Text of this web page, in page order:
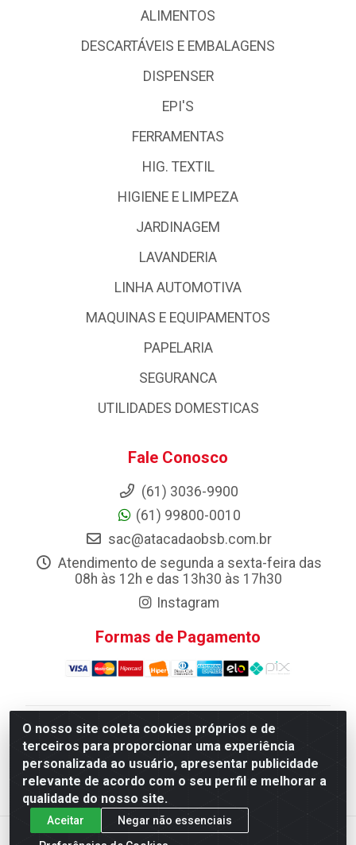
O nosso site coleta cookies próprios e de
terceiros para proporcionar uma experiência
personalizada ao usuário, apresentar publicidade
relevante de acordo com o seu perfil e melhorar a
qualidade do nosso site.
Aceitar
Negar não essenciais
ALIMENTOS
DESCARTÁVEIS E EMBALAGENS
DISPENSER
EPI'S
FERRAMENTAS
HIG. TEXTIL
HIGIENE E LIMPEZA
JARDINAGEM
LAVANDERIA
LINHA AUTOMOTIVA
MAQUINAS E EQUIPAMENTOS
PAPELARIA
SEGURANCA
UTILIDADES DOMESTICAS
Fale Conosco
(61) 3036-9900
(61) 99800-0010
sac@atacadaobsb.com.br
Atendimento de segunda a sexta-feira das
08h às 12h e das 13h30 às 17h30
Instagram
Formas de Pagamento
Atacadao da Limpeza F. Pereira Queiroz Comercio e
Distribuicao LTDA - Quadra Qi 10 Lotes 39 e, 41 - Setor
Industrial (Taguatinga), Brasília/DF - CEP 72.135-100 -
CNPJ 13.184.675/0001-80